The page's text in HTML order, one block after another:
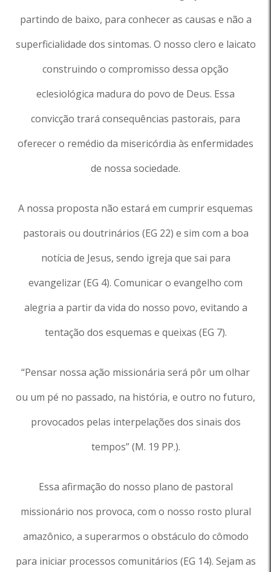
partindo de baixo, para conhecer as causas e não a
superficialidade dos sintomas. O nosso clero e laicato
construindo o compromisso dessa opção
eclesiológica madura do povo de Deus. Essa
convicção trará consequências pastorais, para
oferecer o remédio da misericórdia às enfermidades
de nossa sociedade.
A nossa proposta não estará em cumprir esquemas
pastorais ou doutrinários (EG 22) e sim com a boa
notícia de Jesus, sendo igreja que sai para
evangelizar (EG 4). Comunicar o evangelho com
alegria a partir da vida do nosso povo, evitando a
tentação dos esquemas e queixas (EG 7).
“Pensar nossa ação missionária será pôr um olhar
ou um pé no passado, na história, e outro no futuro,
provocados pelas interpelações dos sinais dos
tempos” (M. 19 PP.).
Essa afirmação do nosso plano de pastoral
missionário nos provoca, com o nosso rosto plural
amazônico, a superarmos o obstáculo do cômodo
para iniciar processos comunitários (EG 14). Sejam as